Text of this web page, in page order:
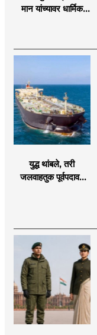
मान यांच्यावर धार्मिक
खळबळ
युद्ध थांबले, तरी
जलवाहतुक पूर्वपदावर
चिंता.